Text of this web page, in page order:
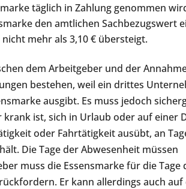
täglich in Zahlung genommen
den amtlichen Sachbezugswert
mehr als 3,10 € übersteigt.
dem Arbeitgeber und der
bestehen, weil ein drittes
ausgibt. Es muss jedoch
ist, sich in Urlaub oder auf einer
oder Fahrtätigkeit ausübt, an
Die Tage der Abwesenheit müssen
muss die Essensmarke für die Tage
Er kann allerdings auch auf